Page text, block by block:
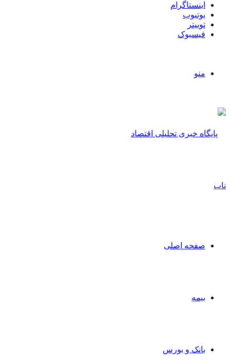
اینستاگرام
یوتیوب
توییتر
فیسبوک
منو
صفحه اصلی
بیمه
بانک و بورس